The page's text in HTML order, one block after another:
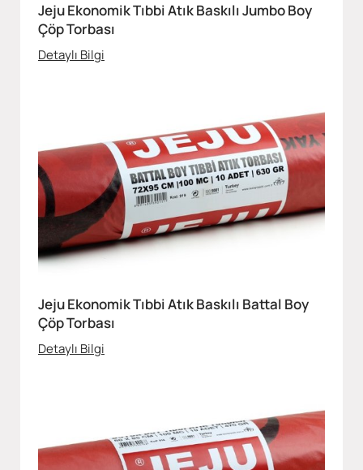
Jeju Ekonomik Tıbbi Atık Baskılı Jumbo Boy
Çöp Torbası
Detaylı Bilgi
Jeju Ekonomik Tıbbi Atık Baskılı Battal Boy
Çöp Torbası
Detaylı Bilgi